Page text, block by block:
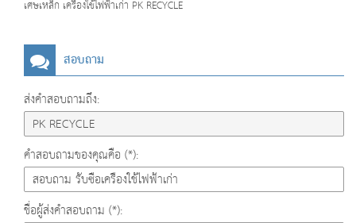
เศษเหล็ก เครื่องใช้ไฟฟ้าเก่า PK RECYCLE
สอบถาม
ส่งคำสอบถามถึง:
คำสอบถามของคุณคือ (*):
ชื่อผู้ส่งคำสอบถาม (*):